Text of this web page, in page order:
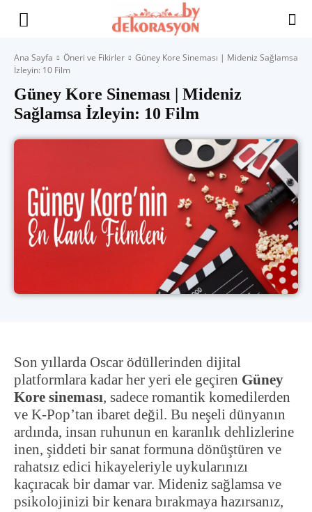
Yaşam
İlham
Ana Sayfa Öneri ve Fikirler
Güney Kore Sineması | Mideniz Sağlamsa
İzleyin: 10 Film
Güney Kore Sineması | Mideniz
Sağlamsa İzleyin: 10 Film
Son yıllarda Oscar ödüllerinden dijital
platformlara kadar her yeri ele geçiren Güney
Kore sineması, sadece romantik komedilerden
ve K-Pop’tan ibaret değil. Bu neşeli dünyanın
ardında, insan ruhunun en karanlık dehlizlerine
inen, şiddeti bir sanat formuna dönüştüren ve
rahatsız edici hikayeleriyle uykularınızı
kaçıracak bir damar var. Mideniz sağlamsa ve
psikolojinizi bir kenara bırakmaya hazırsanız,